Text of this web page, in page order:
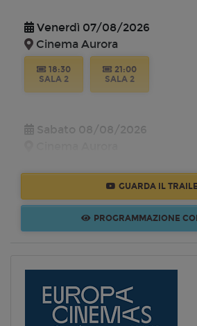
Venerdì 07/08/2026
Cinema Aurora
18:30
SALA 2
21:00
SALA 2
Sabato 08/08/2026
18:30
21:00
SALA 2
Domenica 09/08/2026
GUARDA IL
PROGRAMMAZIONE